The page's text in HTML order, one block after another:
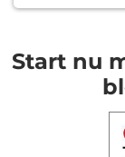
Start nu